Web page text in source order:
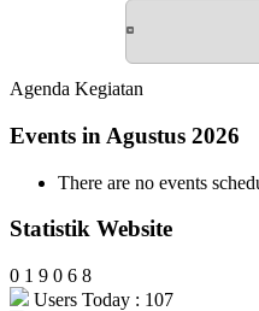
Agenda Kegiatan
Events in Agustus 2026
There are no events
Statistik Website
0 1 9 0 6 8
Users Today : 107